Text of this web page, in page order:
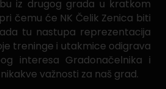
iz drugog grada u kratkom
čemu će NK Čelik Zenica biti
tu nastupa reprezentacija
treninge i utakmice odigrava
interesa Gradonačelnika i
važnosti za naš grad.